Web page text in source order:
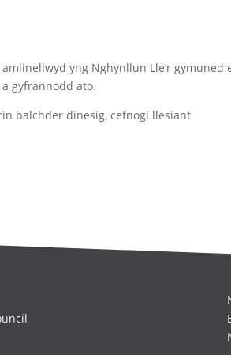
yng Nghynllun Lle’r gymuned
gyfrannodd ato.
balchder dinesig, cefnogi llesiant